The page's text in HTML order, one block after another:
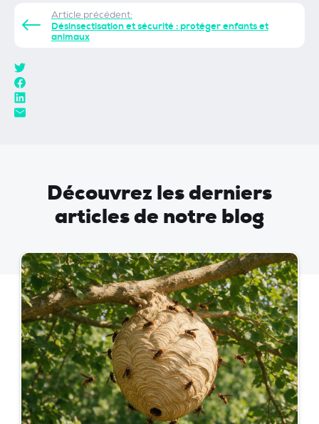
Article précédent:
Désinsectisation et sécurité : protéger enfants et
animaux
Découvrez les derniers
articles de notre blog